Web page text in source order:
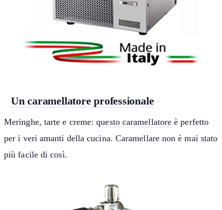
Un caramellatore professionale
Meringhe, tarte e creme:questo caramellatore è perfetto
per i veri amanti della cucina. Caramellare non è mai stato
più facile di così.